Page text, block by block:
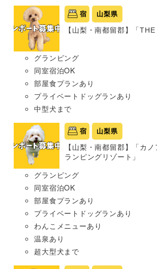
宿 山梨県
【山梨・南都留郡】「THE
グランピング
同室宿泊OK
部屋食プランあり
プライベートドッグランあり
中型犬まで
宿 山梨県
【山梨・南都留郡】「カ
ランピングリゾート」
グランピング
同室宿泊OK
部屋食プランあり
プライベートドッグランあり
わんこメニューあり
温泉あり
超大型犬まで